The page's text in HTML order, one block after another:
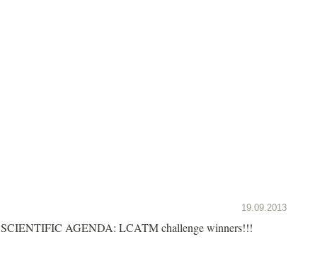
19.09.2013
SCIENTIFIC AGENDA: LCATM challenge winners!!!